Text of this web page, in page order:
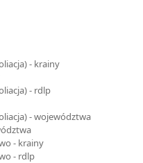
- krainy
- rdlp
- województwa
- krainy
- rdlp